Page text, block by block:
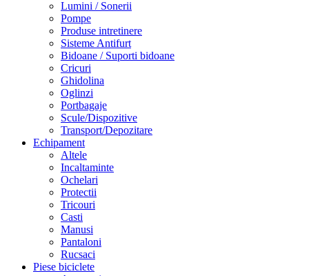
Lumini / Sonerii
Pompe
Produse intretinere
Sisteme Antifurt
Bidoane / Suporti bidoane
Cricuri
Ghidolina
Oglinzi
Portbagaje
Scule/Dispozitive
Transport/Depozitare
Echipament
Altele
Incaltaminte
Ochelari
Protectii
Tricouri
Casti
Manusi
Pantaloni
Rucsaci
Piese biciclete